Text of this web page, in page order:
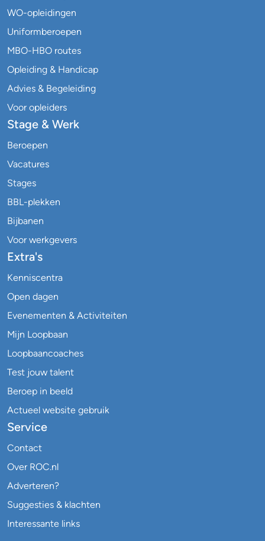
WO-opleidingen
Uniformberoepen
MBO-HBO routes
Opleiding & Handicap
Advies & Begeleiding
Voor opleiders
Stage & Werk
Beroepen
Vacatures
Stages
BBL-plekken
Bijbanen
Voor werkgevers
Extra's
Kenniscentra
Open dagen
Evenementen & Activiteiten
Mijn Loopbaan
Loopbaancoaches
Test jouw talent
Beroep in beeld
Actueel website gebruik
Service
Contact
Over ROC.nl
Adverteren?
Suggesties & klachten
Interessante links